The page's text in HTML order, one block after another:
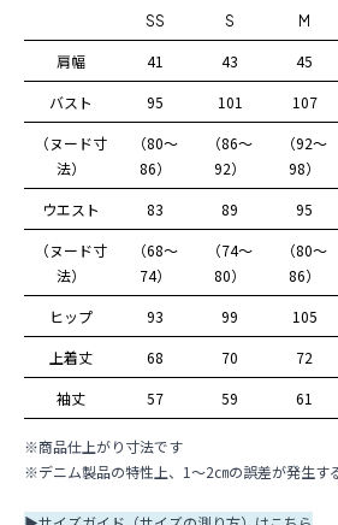
SS
S M
肩幅
41 43 45
バスト
95 101 107
（ヌード寸
法）
（80～
86）
（86～
92）
（92～
98）
ウエスト
83 89 95
（ヌード寸
法）
（68～
74）
（74～
80）
（80～
86）
ヒップ
93 99 105
上着丈
68 70 72
袖丈
57 59 61
※商品仕上がり寸法です
※デニム製品の特性上、1～2㎝の誤差が発生す